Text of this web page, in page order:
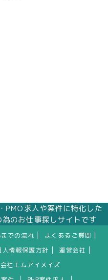
PMO求人や案件に特化した
のお仕事探しサイトです
での流れ よくあるご質問
人情報保護方針 運営会社
社エムアイメイズ